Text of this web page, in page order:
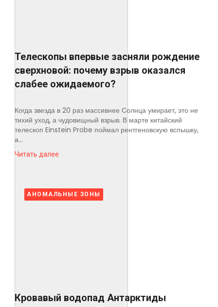
Телескопы впервые засняли рождение
сверхновой: почему взрыв оказался
слабее ожидаемого?
Когда звезда в 20 раз массивнее Солнца умирает, это не
тихий уход, а чудовищный взрыв. В марте китайский
телескоп Einstein Probe поймал рентгеновскую вспышку,
а...
Читать далее
АНОМАЛЬНЫЕ ЗОНЫ
Кровавый водопад Антарктиды